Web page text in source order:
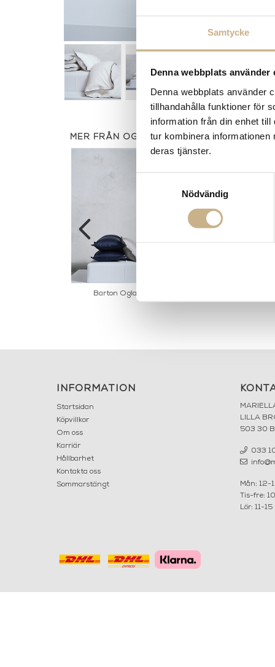
Samtycke
Denna webbplats använder
Denna webbplats använder
tillhandahålla funktioner för
information från din enhet
tur kombinera informationen
deras tjänster.
Nödvändig
MER FRÅN OGLAND
Barton Ogland Deep Blue
INFORMATION
Startsidan
Köpvillkor
Om oss
Karriär
Hållbarhet
Kontakta oss
Sommarstängt
LILLA
503 30
033
Mån: 12-
Tis-fre:
Lör: 11-15